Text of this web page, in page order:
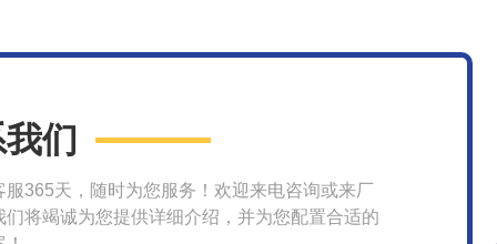
们
服365天，随时为您服务！欢迎来电咨询或来厂
们将竭诚为您提供详细介绍，并为您配置合适的